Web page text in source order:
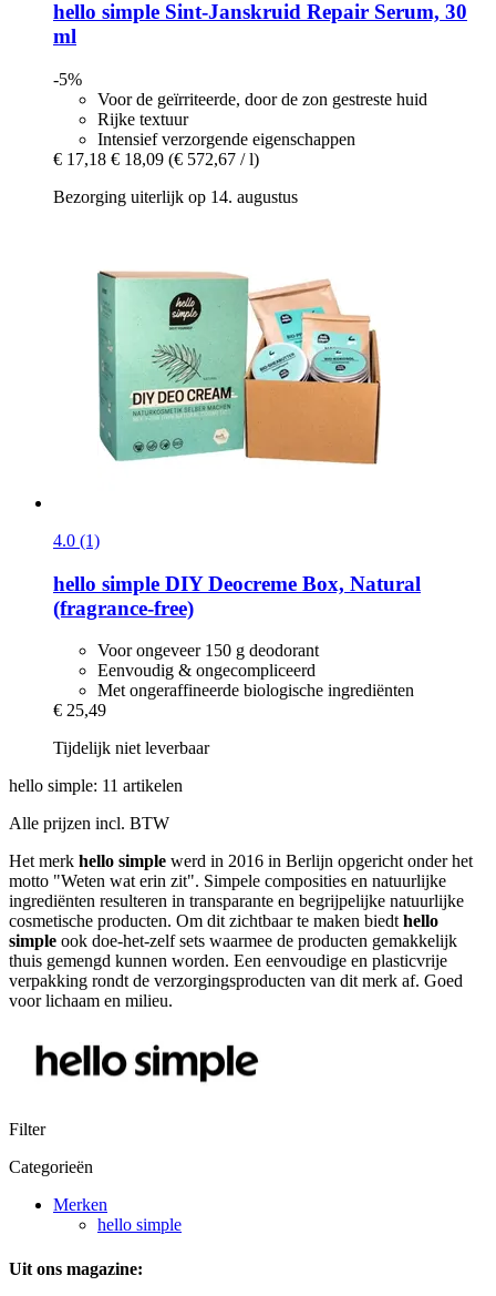
hello simple Sint-​Janskruid Repair Serum, 30
ml
-5%
Voor de geïrriteerde, door de zon gestreste huid
Rijke textuur
Intensief verzorgende eigenschappen
€ 17,18 € 18,09 (€ 572,67 / l)
Bezorging uiterlijk op 14. augustus
4.0 (1)
hello simple DIY Deocreme Box, Natural
(fragrance-​free)
Voor ongeveer 150 g deodorant
Eenvoudig & ongecompliceerd
Met ongeraffineerde biologische ingrediënten
€ 25,49
Tijdelijk niet leverbaar
hello simple: 11 artikelen
Alle prijzen incl. BTW
Het merk hello simple werd in 2016 in Berlijn opgericht onder het
motto "Weten wat erin zit". Simpele composities en natuurlijke
ingrediënten resulteren in transparante en begrijpelijke natuurlijke
cosmetische producten. Om dit zichtbaar te maken biedthello
simple ook doe-het-zelf sets waarmee de producten gemakkelijk
thuis gemengd kunnen worden. Een eenvoudige en plasticvrije
verpakking rondt de verzorgingsproducten van dit merk af. Goed
voor lichaam en milieu.
Filter
Categorieën
Merken
hello simple
Uit ons magazine: